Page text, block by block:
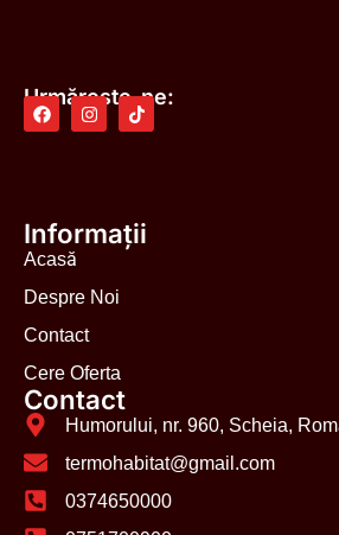
Urmărește-ne:
Informații
Acasă
Despre Noi
Contact
Cere Oferta
Contact
Humorului, nr. 960, Scheia,
termohabitat@gmail.com
0374650000